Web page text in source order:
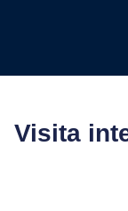
Visita